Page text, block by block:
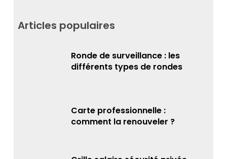
Articles populaires
Ronde de surveillance : les
différents types de rondes
Carte professionnelle :
comment la renouveler ?